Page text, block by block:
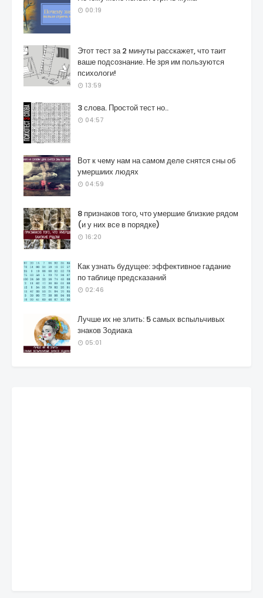
00:19
Этот тест за 2 минуты расскажет, что таит
ваше подсознание. Не зря им пользуются
психологи!
13:59
3 слова. Простой тест но..
04:57
Вот к чему нам на самом деле снятся сны об
умершиих людях
04:59
8 признаков того, что умершие близкие рядом
(и у них все в порядке)
16:20
Как узнать будущее: эффективное гадание
по таблице предсказаний
02:46
Лучше их не злить: 5 самых вспыльчивых
знаков Зодиака
05:01